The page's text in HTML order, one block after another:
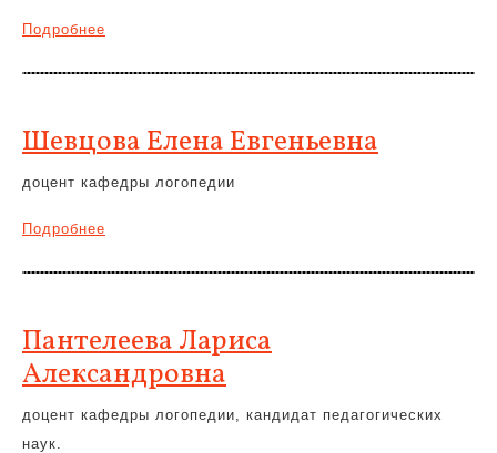
Подробнее
Шевцова Елена Евгеньевна
доцент кафедры логопедии
Подробнее
Пантелеева Лариса
Александровна
доцент кафедры логопедии, кандидат педагогических
наук.